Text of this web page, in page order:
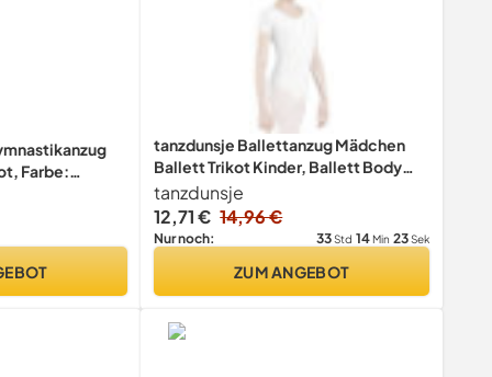
Farbe:
tanzdunsje Ballettanzug Mädchen
Ballett Trikot Kinder, Ballett Body
TanzBody Turnanzug
Gymnastikanzug Trikot für Kinder
Damen Größe 100-170 (140, Weiß)
tanzdunsje
12,71 € 14,96 €
Nur noch: 33Std 14Min 23Sek
ZUM ANGEBOT